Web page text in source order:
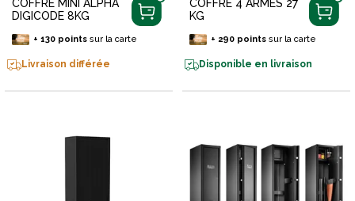
COFFRE MINI ALPHA
DIGICODE 8KG
+ 130pointssur la carte
Livraison différée
COFFRE 4 ARMES 27
KG
+ 290pointssur la carte
Disponible en livraison